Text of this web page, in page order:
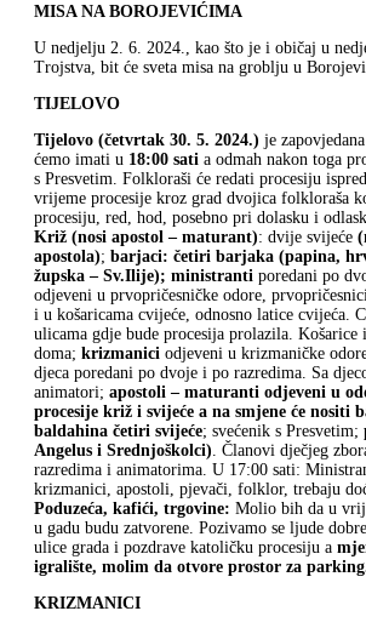
MISA NA BOROJEVIĆIMA
U nedjelju 2. 6. 2024., kao što je i običaj u
Trojstva, bit će sveta misa na groblju u
TIJELOVO
Tijelovo (četvrtak 30. 5. 2024.) je
ćemo imati u 18:00 sati a odmah nakon toga
s Presvetim. Folkloraši će redati procesiju
vrijeme procesije kroz grad dvojica folkloraša
procesiju, red, hod, posebno pri dolasku i
Križ (nosi apostol – maturant): dvije svijeće
apostola); barjaci: četiri barjaka (papina,
župska – Sv.Ilije); ministranti poredani po
odjeveni u prvopričesničke odore,
i u košaricama cvijeće, odnosno latice cvijeća.
ulicama gdje bude procesija prolazila.
doma; krizmanici odjeveni u krizmaničke
djeca poredani po dvoje i po razredima. Sa
animatori; apostoli – maturanti odjeveni u
procesije križ i svijeće a na smjene će nositi
baldahina četiri svijeće; svećenik s Presvetim;
Angelus i Srednjoškolci) . Članovi dječjeg
razredima i animatorima. U 17:00 sati:
krizmanici, apostoli, pjevači, folklor, trebaju
Poduzeća, kafići, trgovine: Molio bih da u
u gadu budu zatvorene. Pozivamo se ljude
ulice grada i pozdrave katoličku procesiju a
igralište, molim da otvore prostor za
KRIZMANICI